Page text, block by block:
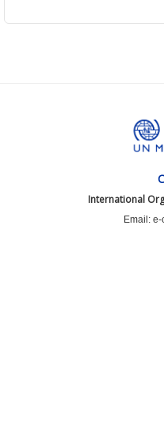
International
Email: